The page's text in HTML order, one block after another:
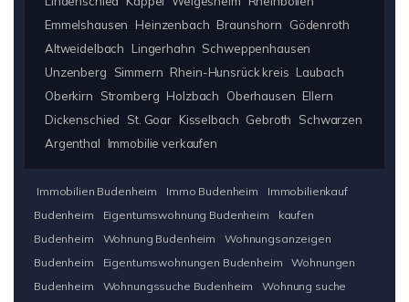
Emmelshausen
Heinzenbach Braunshorn
Gödenroth
Altweidelbach
Lingerhahn Schweppenhausen
Unzenberg
Simmern Rhein-Hunsrück kreis Laubach
Oberkirn
Stromberg Holzbach Oberhausen Ellern
Dickenschied
St. Goar Kisselbach Gebroth
Schwarzen
Argenthal
Immobilie verkaufen
Immobilien Budenheim Immo Budenheim
Immobilienkauf
Budenheim
Eigentumswohnung Budenheim
kaufen
Budenheim
Wohnung Budenheim
Wohnungsanzeigen
Budenheim
Eigentumswohnungen Budenheim
Wohnungen
Budenheim
Wohnungssuche Budenheim
Wohnung suche